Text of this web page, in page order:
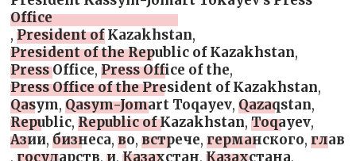
Office
,President of Kazakhstan,
President of the Republic of Kazakhstan,
Press Office,Press Office of the,
Press Office of the President of Kazakhstan,
Qasym,Qasym-Jomart Toqayev,Qazaqstan,
Republic,Republic of Kazakhstan,Toqayev,
Азии,бизнеса,во,встрече,германского,глав
,государств,и,Казахстан,Казахстана,